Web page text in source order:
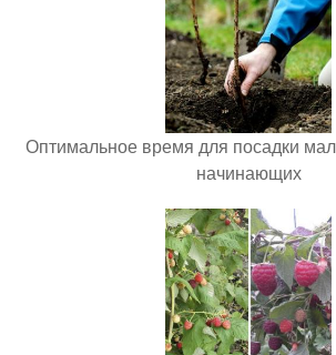
Оптимальное время для посадки
начинающих